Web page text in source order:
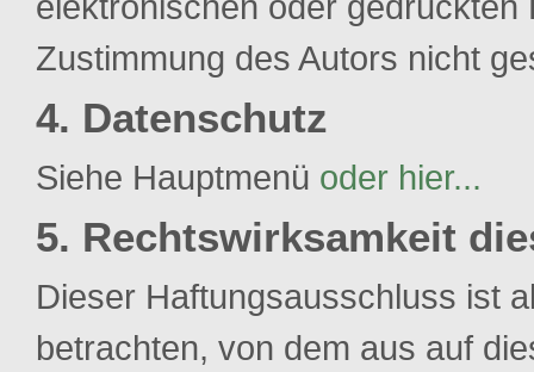
Zustimmung des Autors nicht
4. Datenschutz
Siehe Hauptmenü oder hier...
5. Rechtswirksamkeit
Dieser Haftungsausschluss ist
betrachten, von dem aus auf